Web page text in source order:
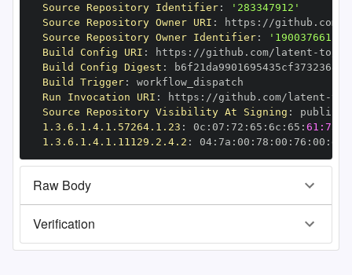
Source Repository Identifier:
'283347912'
Source Repository Owner URI : https : //github.com/
Source Repository Owner Identifier:
'190037661'
Build Config URI : https : //github.com/latent -
Build Config Digest :
Build Trigger:
Run Invocation URI : https : //github.com/latent -
Source Repository Visibility At Signing :
1.3.6.1.4.1.57264.1.23 : 0c : 07 : 72 : 65 : 6c : 65 :
1.3.6.1.4.1.11129.2.4.2 : 04: 7a : 00 : 78 : 00 : 76 : 00 : dd
Raw Body
Verification